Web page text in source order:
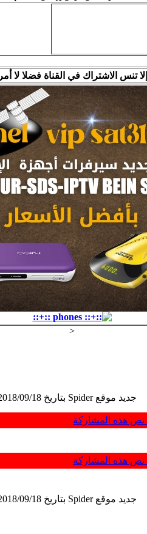
إلا تنس الاشتراك في القناة فضلا لا أمرا
<
جديد موقع Spider بتاريخ 2018/09/18
جديد موقع Spider بتاريخ 2018/09/18